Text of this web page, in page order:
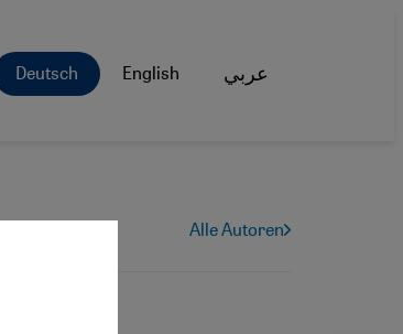
Deutsch English عربي
Alle Autoren